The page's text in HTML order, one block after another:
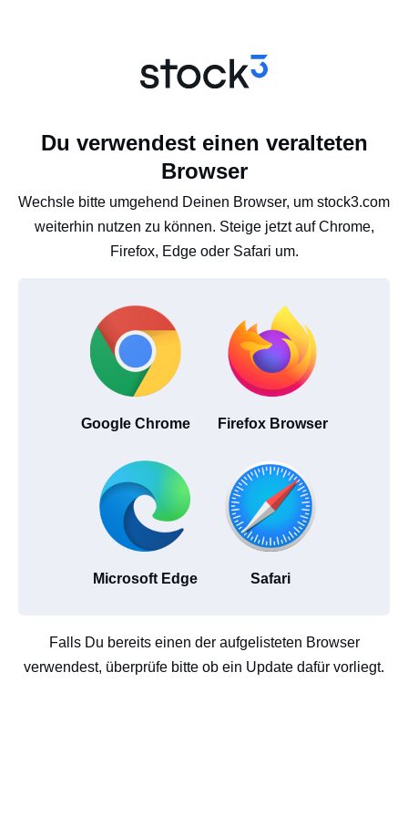
Du verwendest einen veralteten
Browser
Wechsle bitte umgehend Deinen Browser, um stock3.com
weiterhin nutzen zu können. Steige jetzt auf Chrome,
Firefox, Edge oder Safari um.
Google Chrome Firefox Browser
Microsoft Edge Safari
Falls Du bereits einen der aufgelisteten Browser
verwendest, überprüfe bitte ob ein Update dafür vorliegt.